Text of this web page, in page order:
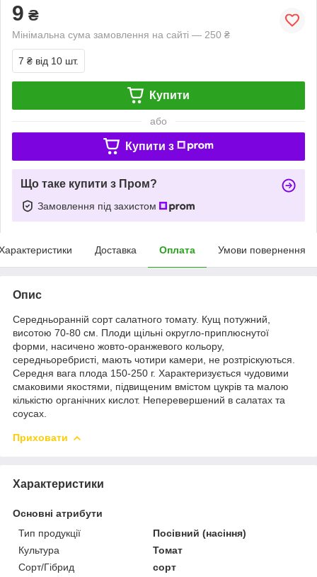
9 ₴
Мінімальна сума замовлення на сайті — 250 ₴
7 ₴ від 10 шт.
Купити
або
Купити з
Що таке купити з Пром?
Замовлення під захистом
Доставка Оплата Умови повернення
Опис
Середньоранній сорт салатного томату. Кущ потужний,
висотою 70-80 см. Плоди щільні округло-приплюснутої
форми, насичено жовто-оранжевого кольору,
середньоребристі, мають чотири камери, не розтріскуються.
Середня вага плода 150-250 г. Характеризується чудовими
смаковими якостями, підвищеним вмістом цукрів та малою
кількістю органічних кислот. Неперевершений в салатах та
соусах.
Приховати
Характеристики
Основні атрибути
Тип продукції
Посівний (насіння)
Культура
Томат
Сорт/Гібрид
сорт